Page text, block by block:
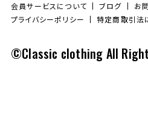
会員サービスについて
ブログ
お
プライバシーポリシー
特定商取引法
©Classic clothing All